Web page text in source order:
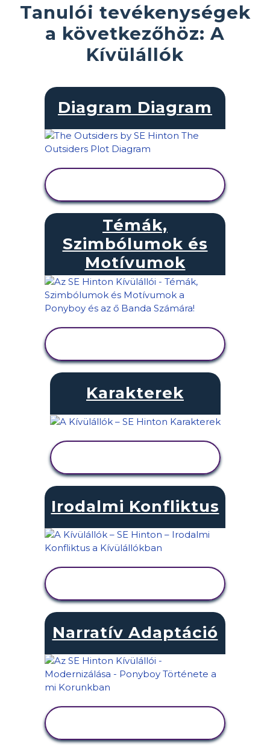
Tanulói tevékenységek
a következőhöz: A
Kívülállók
Diagram Diagram
Témák,
Szimbólumok és
Motívumok
Karakterek
Irodalmi Konfliktus
Narratív Adaptáció